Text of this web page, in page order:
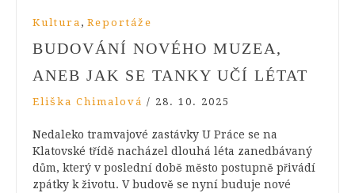
Kultura , Reportáže
BUDOVÁNÍ NOVÉHO MUZEA,
ANEB JAK SE TANKY UČÍ LÉTAT
Eliška Chimalová / 28. 10. 2025
Nedaleko tramvajové zastávky U Práce se na
Klatovské třídě nacházel dlouhá léta zanedbávaný
dům, který v poslední době město postupně přivádí
zpátky k životu. V budově se nyní buduje nové